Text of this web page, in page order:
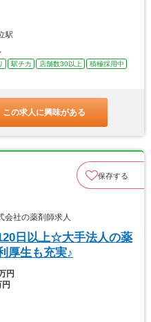
駅
駅チカ 店舗数30以上
積極採用中
この求人に興味がある
保存する
社の薬剤師求人
日以上☆大手法人の薬
厚生も充実♪
円